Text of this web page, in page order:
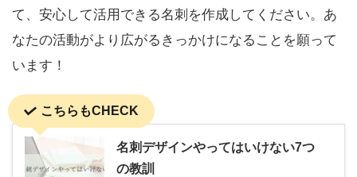
て、安心して活用できる名刺を作成してください。あ
なたの活動がより広がるきっかけになることを願って
います！
こちらもCHECK
名刺デザインやってはいけない7つ
の教訓